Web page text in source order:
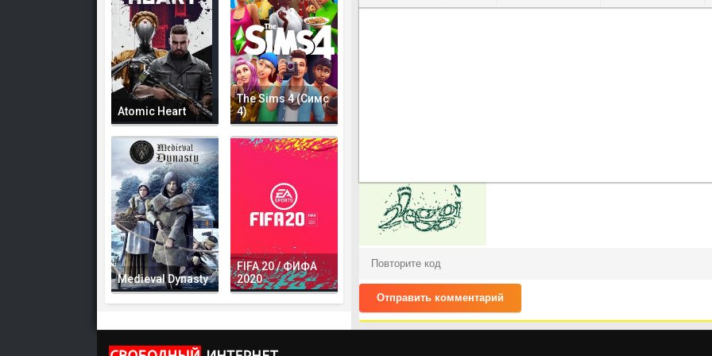
Полужирный
КурсивПодчеркнутый
ЗачеркнутыйВыравнивание
Нумерованный список
Маркированный список
Вставить ссылку
Вставить
Отправить комментарий
Atomic Heart
The Sims 4 (Симс
4)
Medieval Dynasty
FIFA 20 / ФИФА
2020